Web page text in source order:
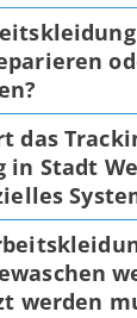
das
Stadt
werden